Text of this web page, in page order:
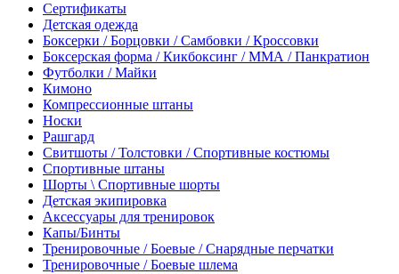
Сертификаты
Детская одежда
Боксерки / Борцовки / Самбовки / Кроссовки
Боксерская форма / Кикбоксинг / ММА / Панкратион
Футболки / Майки
Кимоно
Компрессионные штаны
Носки
Рашгард
Свитшоты / Толстовки / Спортивные костюмы
Спортивные штаны
Шорты \ Спортивные шорты
Детская экипировка
Аксессуары для тренировок
Капы/Бинты
Тренировочные / Боевые / Снарядные перчатки
Тренировочные / Боевые шлема